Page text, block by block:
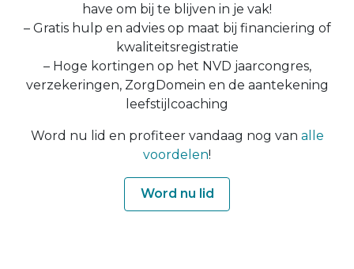
have om bij te blijven in je vak!
– Gratis hulp en advies op maat bij financiering of
kwaliteitsregistratie
– Hoge kortingen op het NVD jaarcongres,
verzekeringen, ZorgDomein en de aantekening
leefstijlcoaching
Word nu lid en profiteer vandaag nog van alle
voordelen!
Word nu lid